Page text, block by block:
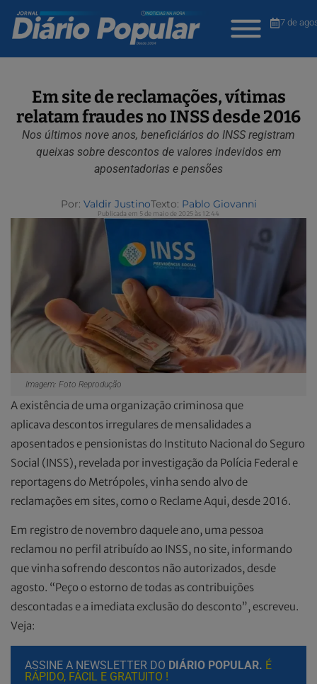
7 de
Em site de reclamações, vítimas
relatam fraudes no INSS desde 2016
Nos últimos nove anos, beneficiários do INSS registram
queixas sobre descontos de valores indevidos em
aposentadorias e pensões
Por: Valdir JustinoTexto: Pablo Giovanni
Publicada em 5 de maio de 2025 às 12:44
Imagem: Foto Reprodução
A existência de uma organização criminosa que
aplicava descontos irregulares de mensalidades a
aposentados e pensionistas do Instituto Nacional do Seguro
Social (INSS), revelada por investigação da Polícia Federal e
reportagens do Metrópoles, vinha sendo alvo de
reclamações em sites, como o Reclame Aqui, desde 2016.
Em registro de novembro daquele ano, uma pessoa
reclamou no perfil atribuído ao INSS, no site, informando
que vinha sofrendo descontos não autorizados, desde
agosto. “Peço o estorno de todas as contribuições
descontadas e a imediata exclusão do desconto”, escreveu.
Veja:
ASSINE A NEWSLETTER DO DIÁRIO POPULAR. É
RÁPIDO, FÁCIL E GRATUITO !